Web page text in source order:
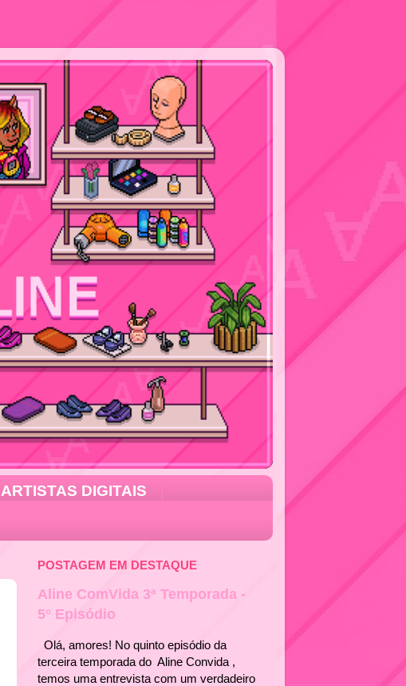
ARTISTAS DIGITAIS
POSTAGEM EM DESTAQUE
Aline ComVida 3ª Temporada -
5° Episódio
Olá, amores! No quinto episódio da
terceira temporada do Aline Convida ,
temos uma entrevista com um verdadeiro